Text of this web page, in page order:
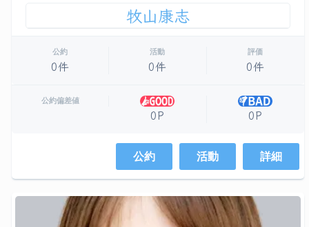
牧山康志
公約
0件
活動
0件
評価
0件
公約偏差値
0P 0P
公約 活動 詳細